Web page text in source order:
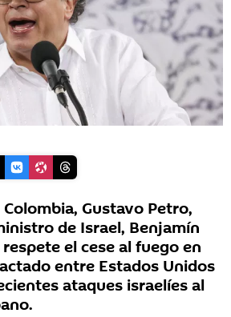
Gustavo Petro,
de Israel, Benjamín
el cese al fuego en
entre Estados Unidos
ataques israelíes al